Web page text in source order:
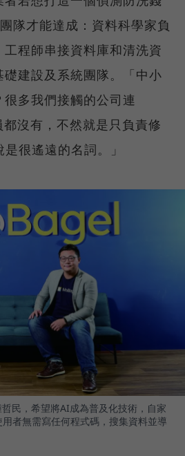
隊才能達成：資料科學家負
程師串接資料庫和清洗資
建設及系統團隊。「中小
多我們接觸的公司連
沒有，不然就是只負責修
很遙遠的名詞。」
民，希望將AI成為普及化技術，自家
者無需寫任何程式碼，搜集資料並導